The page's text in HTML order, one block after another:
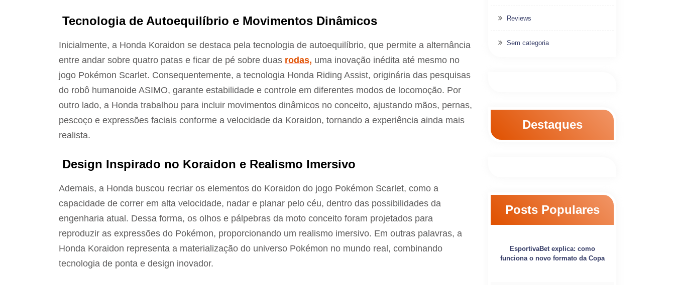
Tecnologia de Autoequilíbrio e Movimentos Dinâmicos
Inicialmente, a Honda Koraidon se destaca pela tecnologia de autoequilíbrio, que permite a alternância
entre andar sobre quatro patas e ficar de pé sobre duas rodas, uma inovação inédita até mesmo no
jogo Pokémon Scarlet. Consequentemente, a tecnologia Honda Riding Assist, originária das pesquisas
do robô humanoide ASIMO, garante estabilidade e controle em diferentes modos de locomoção. Por
outro lado, a Honda trabalhou para incluir movimentos dinâmicos no conceito, ajustando mãos, pernas,
pescoço e expressões faciais conforme a velocidade da Koraidon, tornando a experiência ainda mais
realista.
Design Inspirado no Koraidon e Realismo Imersivo
Ademais, a Honda buscou recriar os elementos do Koraidon do jogo Pokémon Scarlet, como a
capacidade de correr em alta velocidade, nadar e planar pelo céu, dentro das possibilidades da
engenharia atual. Dessa forma, os olhos e pálpebras da moto conceito foram projetados para
reproduzir as expressões do Pokémon, proporcionando um realismo imersivo. Em outras palavras, a
Honda Koraidon representa a materialização do universo Pokémon no mundo real, combinando
tecnologia de ponta e design inovador.
Reviews
Sem categoria
Destaques
Posts Populares
EsportivaBet explica: como
funciona o novo formato da Copa